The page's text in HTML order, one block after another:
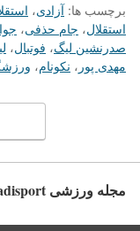
برچسب ها: آزادی،
استقلال، جام حذفی،
صدرنشین لیگ، فوتبال،
مهدی پور ، نکونام،
مجله ورزشی adisport